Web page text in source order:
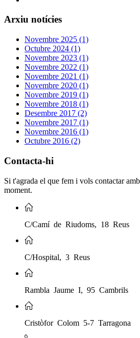
Arxiu notícies
Novembre 2025 (1)
Octubre 2024 (1)
Novembre 2023 (1)
Novembre 2022 (1)
Novembre 2021 (1)
Novembre 2020 (1)
Novembre 2019 (1)
Novembre 2018 (1)
Desembre 2017 (2)
Novembre 2017 (1)
Novembre 2016 (1)
Octubre 2016 (2)
Contacta-hi
Si t'agrada el que fem i vols contactar
moment.
C/Camí de Riudoms, 18 Reus
C/Hospital, 3 Reus
Rambla Jaume I, 95 Cambrils
Cristòfor Colom 5-7 Tarragona